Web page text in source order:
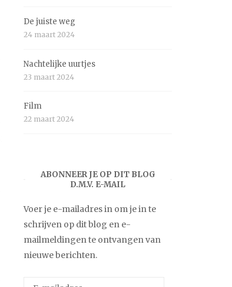
De juiste weg
24 maart 2024
Nachtelijke uurtjes
23 maart 2024
Film
22 maart 2024
ABONNEER JE OP DIT BLOG
D.M.V. E-MAIL
Voer je e-mailadres in om je in te
schrijven op dit blog en e-
mailmeldingen te ontvangen van
nieuwe berichten.